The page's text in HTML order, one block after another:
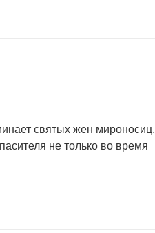
святых жен мироносиц,
не только во время